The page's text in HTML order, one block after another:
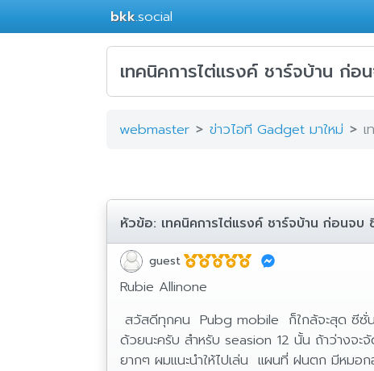
bkk.social
เทคนิคการไต่แรงค์ ชาร์จบ้าน ก่อ
webmaster ข่าวไอที Gadget มาใหม่
หัวข้อ: เทคนิคการไต่แรงค์ ชาร์จบ้าน ก่อนจบ
guest
Rubie Allinone
สวัสดีทุกคน Pubg mobile ก็ใกล้จะสุด ซีซั่น
ด้วยนะครับ สำหรับ seasion 12 นั้น ถ้าว่างจะ
ยากๆ ผมแนะนำให้ไปเล่น แผนที่ ฝนตก มีหมอก